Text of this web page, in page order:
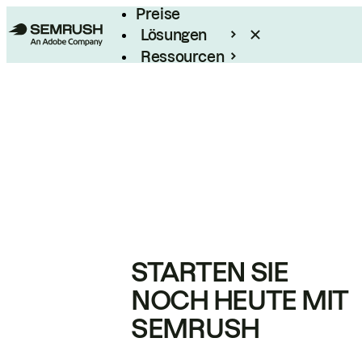
Preise
Lösungen
Ressourcen
STARTEN SIE
NOCH HEUTE MIT
SEMRUSH